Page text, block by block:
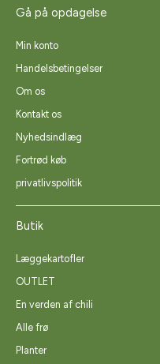
Gå på opdagelse
Min konto
Handelsbetingelser
Om os
Kontakt os
Nyhedsindlæg
Fortrød køb
privatlivspolitik
Butik
Læggekartofler
OUTLET
En verden af chili
Alle frø
Planter